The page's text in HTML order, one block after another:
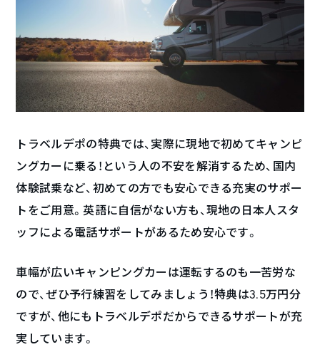
トラベルデポの特典では、実際に現地で初めてキャンピ
ングカーに乗る！という人の不安を解消するため、国内
体験試乗など、初めての方でも安心できる充実のサポー
トをご用意。英語に自信がない方も、現地の日本人スタ
ッフによる電話サポートがあるため安心です。
車幅が広いキャンピングカーは運転するのも一苦労な
ので、ぜひ予行練習をしてみましょう！特典は3.5万円分
ですが、他にもトラベルデポだからできるサポートが充
実しています。